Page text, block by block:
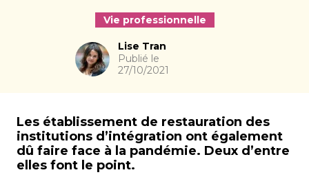
Vie professionnelle
Auteur
Lise Tran
Publié le
27/10/2021
Les établissement de restauration des
institutions d’intégration ont également
dû faire face à la pandémie. Deux d’entre
elles font le point.